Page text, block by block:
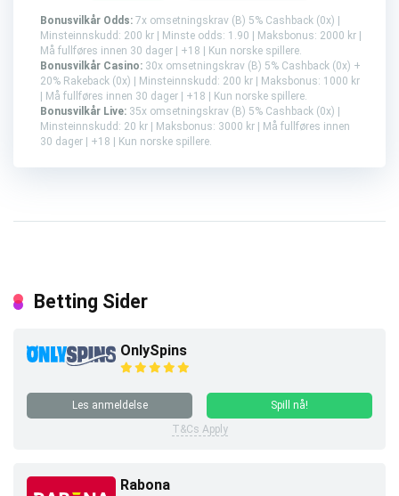
Bonusvilkår Odds: 7x omsetningskrav (B) 5% Cashback (0x) |
Minsteinnskudd: 200 kr | Minste odds: 1.90 | Maksbonus: 2000 kr |
Må fullføres innen 30 dager | +18 | Kun norske spillere.
Bonusvilkår Casino: 30x omsetningskrav (B) 5% Cashback (0x) +
20% Rakeback (0x) | Minsteinnskudd: 200 kr | Maksbonus: 1000 kr
| Må fullføres innen 30 dager | +18 | Kun norske spillere.
Bonusvilkår Live: 35x omsetningskrav (B) 5% Cashback (0x) |
Minsteinnskudd: 20 kr | Maksbonus: 3000 kr | Må fullføres innen
30 dager | +18 | Kun norske spillere.
Betting Sider
OnlySpins
Les anmeldelse
Spill nå!
T&Cs Apply
Rabona